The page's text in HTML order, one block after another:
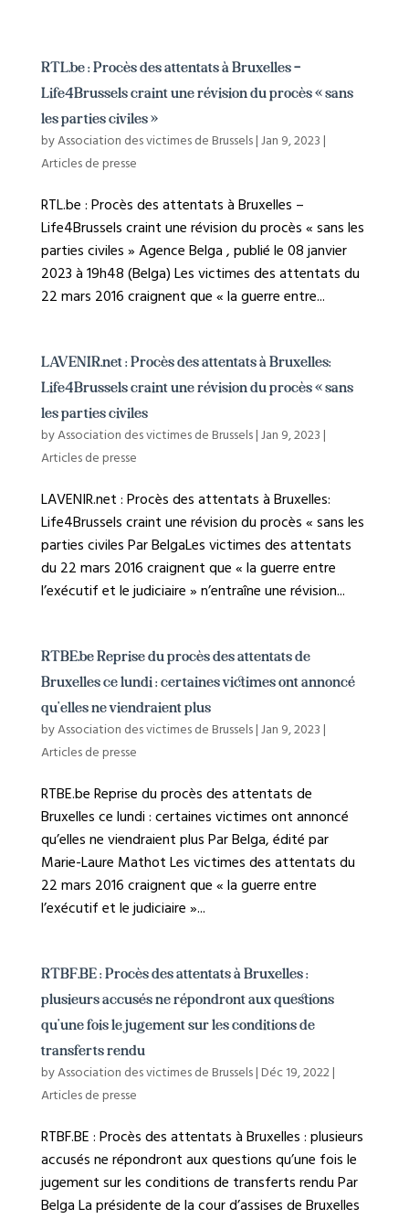
RTL.be : Procès des attentats à Bruxelles –
Life4Brussels craint une révision du procès « sans
les parties civiles »
byAssociation des victimes de Brussels|Jan 9, 2023|
Articles de presse
RTL.be : Procès des attentats à Bruxelles –
Life4Brussels craint une révision du procès « sans les
parties civiles » Agence Belga , publié le 08 janvier
2023 à 19h48 (Belga) Les victimes des attentats du
22 mars 2016 craignent que « la guerre entre...
LAVENIR.net : Procès des attentats à Bruxelles:
Life4Brussels craint une révision du procès « sans
les parties civiles
byAssociation des victimes de Brussels|Jan 9, 2023|
Articles de presse
LAVENIR.net : Procès des attentats à Bruxelles:
Life4Brussels craint une révision du procès « sans les
parties civiles Par BelgaLes victimes des attentats
du 22 mars 2016 craignent que « la guerre entre
l’exécutif et le judiciaire » n’entraîne une révision...
RTBE.be Reprise du procès des attentats de
Bruxelles ce lundi : certaines victimes ont annoncé
qu’elles ne viendraient plus
byAssociation des victimes de Brussels|Jan 9, 2023|
Articles de presse
RTBE.be Reprise du procès des attentats de
Bruxelles ce lundi : certaines victimes ont annoncé
qu’elles ne viendraient plus Par Belga, édité par
Marie-Laure Mathot Les victimes des attentats du
22 mars 2016 craignent que « la guerre entre
l’exécutif et le judiciaire »...
RTBF.BE : Procès des attentats à Bruxelles :
plusieurs accusés ne répondront aux questions
qu’une fois le jugement sur les conditions de
transferts rendu
byAssociation des victimes de Brussels|Déc 19, 2022|
Articles de presse
RTBF.BE : Procès des attentats à Bruxelles : plusieurs
accusés ne répondront aux questions qu’une fois le
jugement sur les conditions de transferts rendu Par
Belga La présidente de la cour d’assises de Bruxelles